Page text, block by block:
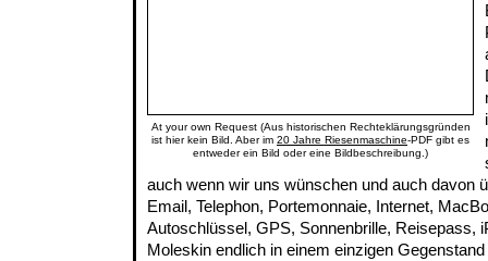
At your own Request (Aus historischen Rechteklärungsgründen
ist hier kein Bild. Aber im 20 Jahre Riesenmaschine-PDF gibt es
entweder ein Bild oder eine Bildbeschreibung.)
auch wenn wir uns wünschen und auch davon
Email, Telephon, Portemonnaie, Internet,
Autoschlüssel, GPS, Sonnenbrille, Reisepass,
Moleskin endlich in einem einzigen